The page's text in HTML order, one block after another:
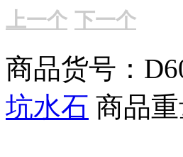
上一个 下一个
商品货号：
坑水石 商品